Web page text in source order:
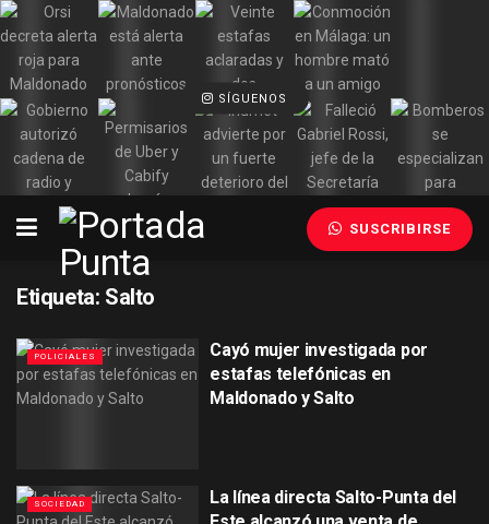
SÍGUENOS
SUSCRIBIRSE
Etiqueta: Salto
POLICIALES
Cayó mujer investigada por
estafas telefónicas en
Maldonado y Salto
SOCIEDAD
La línea directa Salto-Punta del